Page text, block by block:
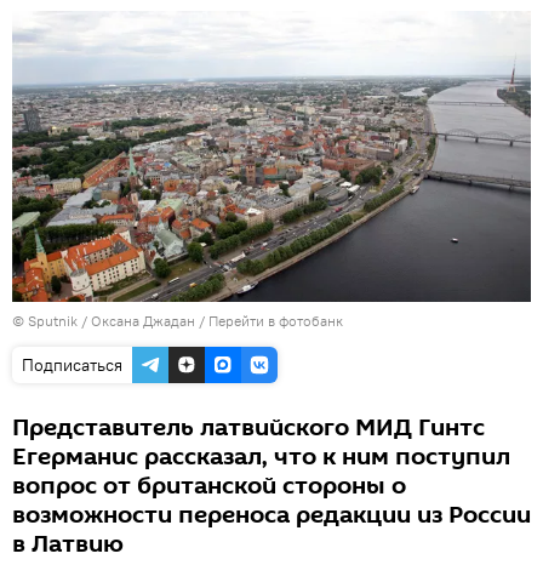
© Sputnik / Оксана Джадан / Перейти в фотобанк
Подписаться
Представитель латвийского МИД Гинтс
Егерманис рассказал, что к ним поступил
вопрос от британской стороны о
возможности переноса редакции из России
в Латвию